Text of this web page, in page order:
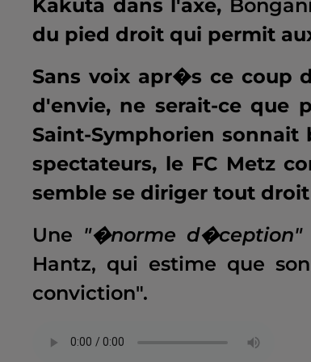
Kakuta dans l'axe,
du pied droit qui permit
Sans voix apr�s ce coup
d'envie, ne serait-ce que
Saint-Symphorien
spectateurs, le FC Metz
semble se diriger tout
Une "�norme d�ception"
Hantz, qui estime que
conviction".